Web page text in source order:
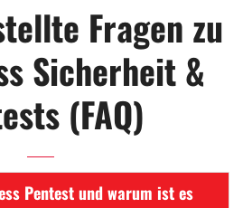
Fragen zu
Sicherheit &
(FAQ)
Pentest und warum ist es